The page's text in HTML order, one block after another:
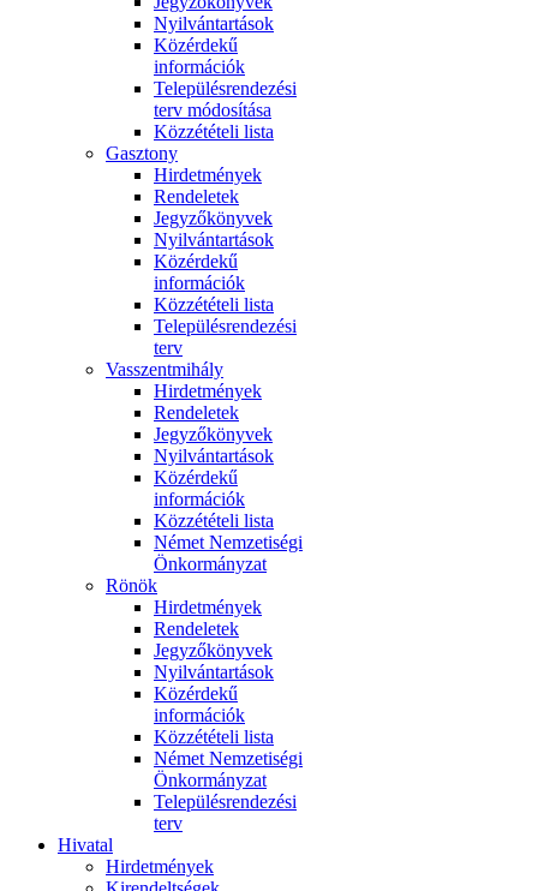
Nyilvántartások
Közérdekű
információk
Településrendezési
terv módosítása
Közzétételi lista
Gasztony
Hirdetmények
Rendeletek
Jegyzőkönyvek
Nyilvántartások
Közérdekű
információk
Közzétételi lista
Településrendezési
terv
Vasszentmihály
Hirdetmények
Rendeletek
Jegyzőkönyvek
Nyilvántartások
Közérdekű
információk
Közzétételi lista
Német Nemzetiségi
Önkormányzat
Rönök
Hirdetmények
Rendeletek
Jegyzőkönyvek
Nyilvántartások
Közérdekű
információk
Közzétételi lista
Német Nemzetiségi
Önkormányzat
Településrendezési
terv
Hivatal
Hirdetmények